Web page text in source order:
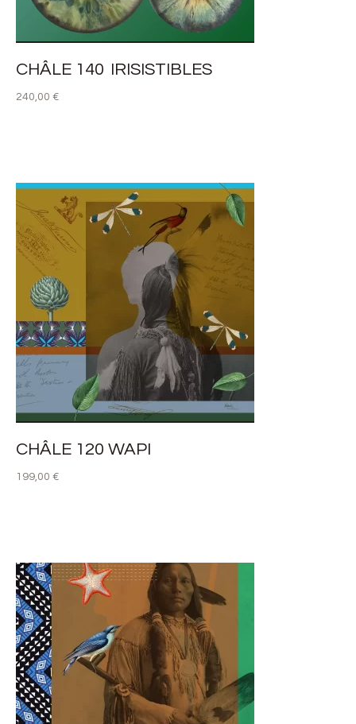
CHÂLE 140 IRISISTIBLES
240,00 €
CHÂLE 120 WAPI
199,00 €